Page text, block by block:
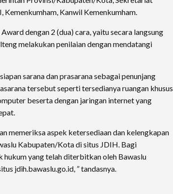
Kemenkumham, Kanwil Kemenkumham.
dengan 2 (dua) cara, yaitu secara langsung
melakukan penilaian dengan mendatangi
sarana dan prasarana sebagai penunjang
tersebut seperti tersedianya ruangan khusus
beserta dengan jaringan internet yang
memeriksa aspek ketersediaan dan kelengkapan
Kabupaten/Kota di situs JDIH. Bagi
yang telah diterbitkan oleh Bawaslu
jdih.bawaslu.go.id, ” tandasnya.